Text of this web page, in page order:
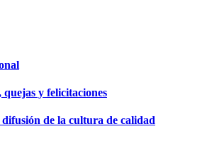
quejas y felicitaciones
de la cultura de calidad